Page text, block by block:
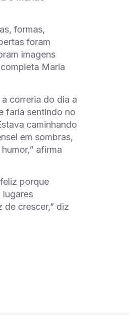
formas,
foram
imagens
Maria
a correria do dia a
faria sentindo no
caminhando
em sombras,
afirma
porque
lugares
de crescer,” diz